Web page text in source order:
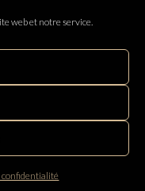
web et notre service.
confidentialité
56230